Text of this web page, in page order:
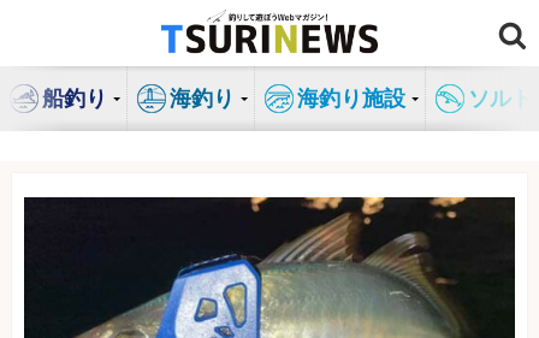
ン
船釣り 海釣り 海釣り施設 ソル